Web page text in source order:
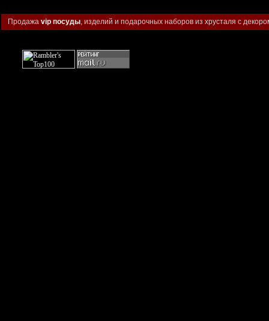
Продажа vip посуды, изделий и подарочных наборов из хрусталя с